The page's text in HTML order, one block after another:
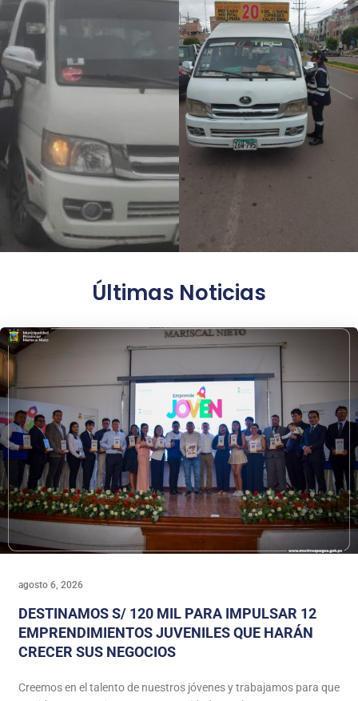
Últimas Noticias
agosto 6, 2026
DESTINAMOS S/ 120 MIL PARA IMPULSAR 12
EMPRENDIMIENTOS JUVENILES QUE HARÁN
CRECER SUS NEGOCIOS
Creemos en el talento de nuestros jóvenes y trabajamos para que